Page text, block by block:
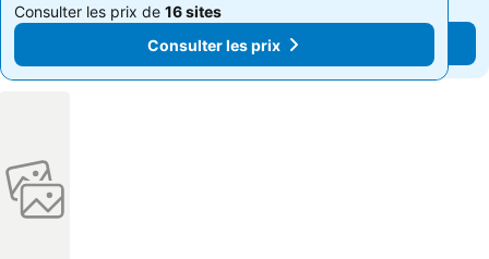
Consulter les prix de 16 sites
Consulter les prix
Consulter les prix de 16 sites
Consulter les prix